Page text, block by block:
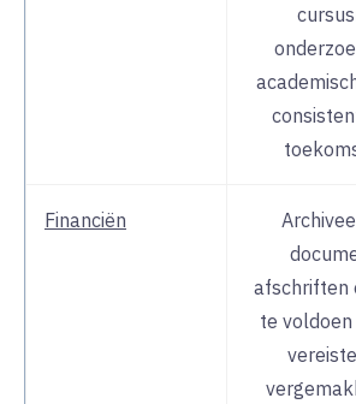
Financiën
afschriften
te